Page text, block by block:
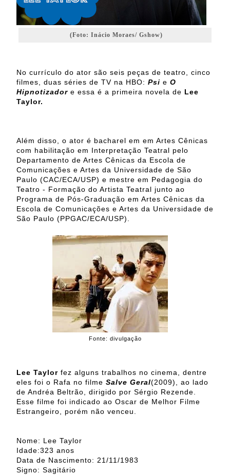
(Foto: Inácio Moraes/ Gshow)
No currículo do ator são seis peças de teatro, cinco
filmes, duas séries de TV na HBO: Psi e O
Hipnotizador e essa é a primeira novela de Lee
Taylor.
Além disso, o ator é bacharel em em Artes Cênicas
com habilitação em Interpretação Teatral pelo
Departamento de Artes Cênicas da Escola de
Comunicações e Artes da Universidade de São
Paulo (CAC/ECA/USP) e mestre em Pedagogia do
Teatro - Formação do Artista Teatral junto ao
Programa de Pós-Graduação em Artes Cênicas da
Escola de Comunicações e Artes da Universidade de
São Paulo (PPGAC/ECA/USP).
Fonte: divulgação
Lee Taylor fez alguns trabalhos no cinema, dentre
eles foi o Rafa no filme Salve Geral(2009), ao lado
de Andréa Beltrão, dirigido por Sérgio Rezende.
Esse filme foi indicado ao Oscar de Melhor Filme
Estrangeiro, porém não venceu.
Nome: Lee Taylor
Idade:323 anos
Data de Nascimento: 21/11/1983
Signo: Sagitário